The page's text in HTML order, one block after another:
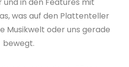
was auf den Plattenteller
Musikwelt oder uns gerade
bewegt.